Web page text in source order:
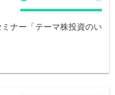
ナー「テーマ株投資のい